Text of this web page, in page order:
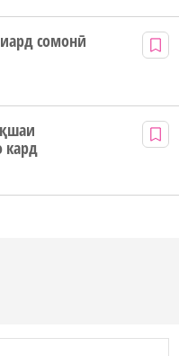
сомонӣ
кард